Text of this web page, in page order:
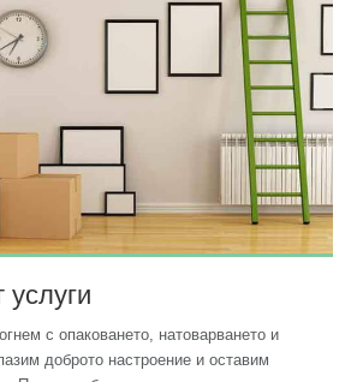
с опаковането, натоварването и
доброто настроение и оставим